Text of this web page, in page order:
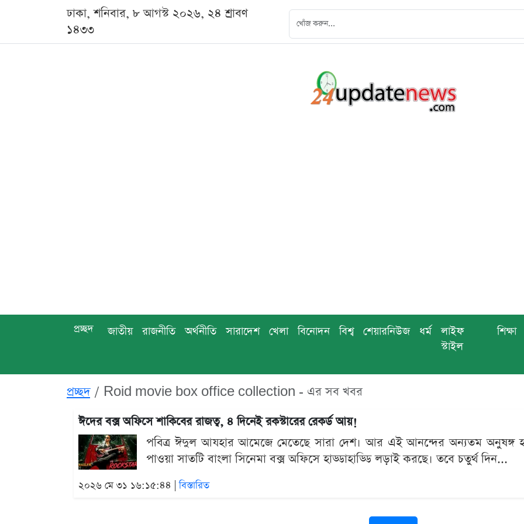
ঢাকা, শনিবার, ৮ আগস্ট ২০২৬, ২৪ শ্রাবণ
১৪৩৩
প্রচ্ছদ জাতীয় রাজনীতি অর্থনীতি সারাদেশ খেলা বিনোদন বিশ্ব শেয়ারনিউজ ধর্ম
লাইফ
স্টাইল
শিক্ষা
প্রচ্ছদ Roid movie box office collection - এর সব খবর
ঈদের বক্স অফিসে শাকিবের রাজত্ব, ৪ দিনেই রকস্টারের রেকর্ড আয়!
পবিত্র ঈদুল আযহার আমেজে মেতেছে সারা দেশ। আর এই আনন্দের অন্যতম অনুষঙ্গ
পাওয়া সাতটি বাংলা সিনেমা বক্স অফিসে হাড্ডাহাড্ডি লড়াই করছে। তবে চতুর্থ দিন...
২০২৬ মে ৩১ ১৬:১৫:৪৪ |বিস্তারিত